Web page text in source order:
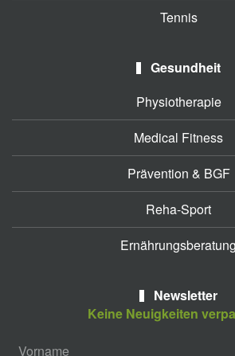
Tennis
Gesundheit
Physiotherapie
Medical Fitness
Prävention & BGF
Reha-Sport
Ernährungsberatung
Newsletter
Keine Neuigkeiten